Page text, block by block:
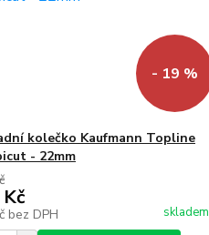
- 19 %
kolečko Kaufmann Topline
- 22mm
bez DPH skladem